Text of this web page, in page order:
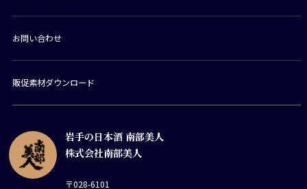
岩手の日本酒 南部美人
株式会社南部美人
〒028-6101
お問い合わせ
販促素材ダウンロード